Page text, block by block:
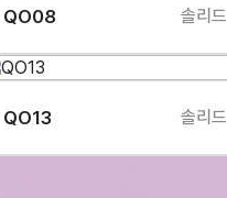
QO08 솔리드
QO13 솔리드